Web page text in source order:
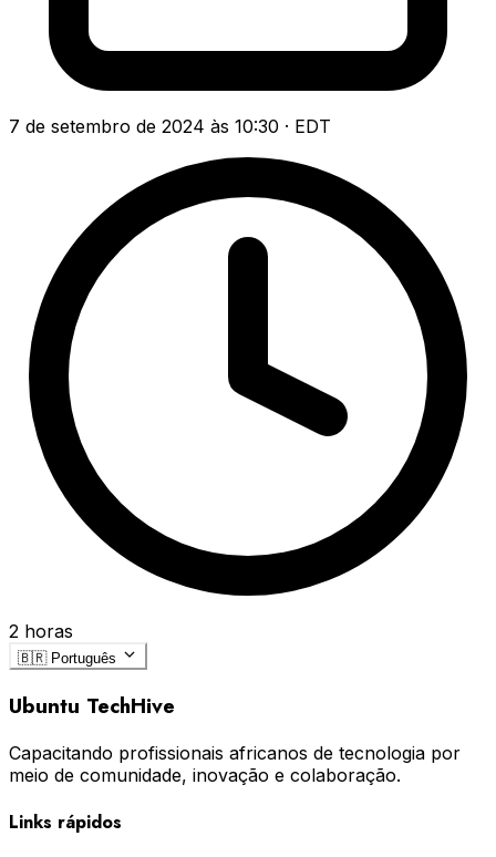
7 de setembro de 2024 às 10:30 · EDT
2 horas
🇧🇷 Português
Ubuntu TechHive
Capacitando profissionais africanos de tecnologia por
meio de comunidade, inovação e colaboração.
Links rápidos